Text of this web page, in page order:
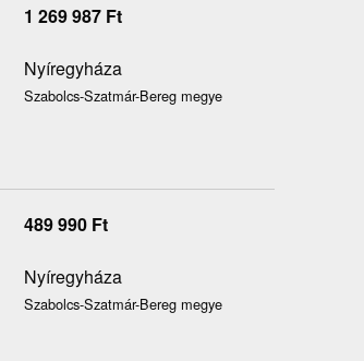
1 269 987 Ft
Nyíregyháza
Szabolcs-Szatmár-Bereg megye
489 990 Ft
Nyíregyháza
Szabolcs-Szatmár-Bereg megye